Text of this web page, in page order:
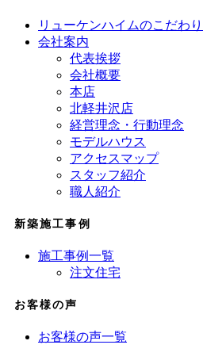
リューケンハイムのこだわり
会社案内
代表挨拶
会社概要
本店
北軽井沢店
経営理念・行動理念
モデルハウス
アクセスマップ
スタッフ紹介
職人紹介
新築施工事例
施工事例一覧
注文住宅
お客様の声
お客様の声一覧